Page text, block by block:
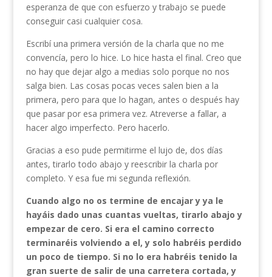
esperanza de que con esfuerzo y trabajo se puede
conseguir casi cualquier cosa.
Escribí una primera versión de la charla que no me
convencía, pero lo hice. Lo hice hasta el final. Creo que
no hay que dejar algo a medias solo porque no nos
salga bien. Las cosas pocas veces salen bien a la
primera, pero para que lo hagan, antes o después hay
que pasar por esa primera vez. Atreverse a fallar, a
hacer algo imperfecto. Pero hacerlo.
Gracias a eso pude permitirme el lujo de, dos días
antes, tirarlo todo abajo y reescribir la charla por
completo. Y esa fue mi segunda reflexión.
Cuando algo no os termine de encajar y ya le
hayáis dado unas cuantas vueltas, tirarlo abajo y
empezar de cero. Si era el camino correcto
terminaréis volviendo a el, y solo habréis perdido
un poco de tiempo. Si no lo era habréis tenido la
gran suerte de salir de una carretera cortada, y